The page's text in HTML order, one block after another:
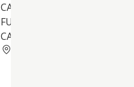
CAMPOS Y
FUNDAMENTALMENTE EN
CAMPO LABORAL Y SOCIAL